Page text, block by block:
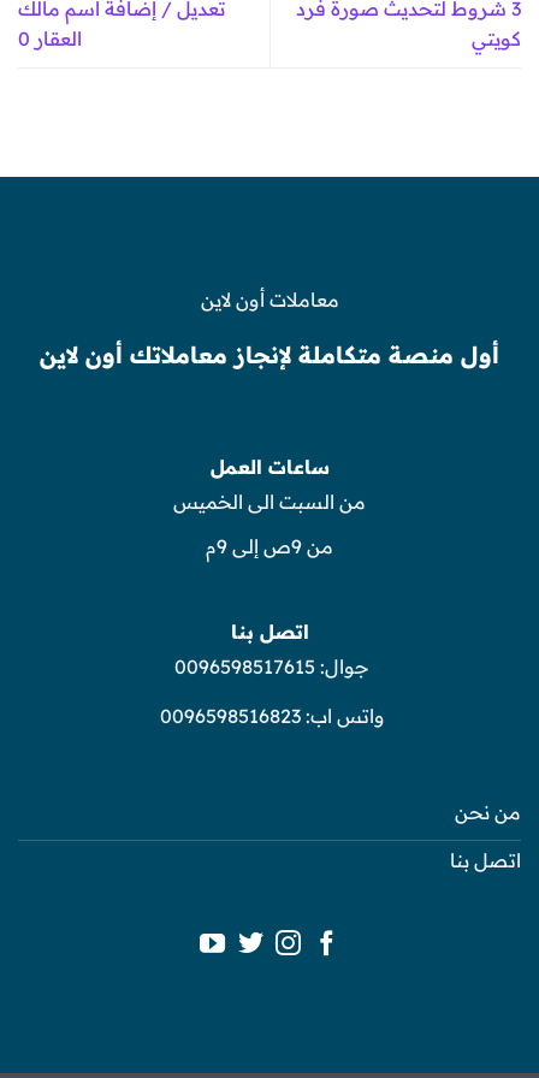
3 شروط لتحديث صورة فرد
كويتي
تعديل / إضافة اسم مالك
العقار 0
معاملات أون لاين
أول منصة متكاملة لإنجاز معاملاتك أون لاين
ساعات العمل
من السبت الى الخميس
من 9ص إلى 9م
اتصل بنا
جوال: 0096598517615
واتس اب:0096598516823
من نحن
اتصل بنا